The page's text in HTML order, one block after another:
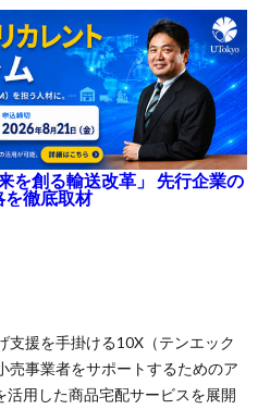
を創る輸送改革」 先行企業の
を徹底取材
支援を手掛ける10X（テンエック
売事業者をサポートするためのア
用した商品宅配サービスを展開